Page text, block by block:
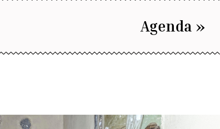
Agenda »